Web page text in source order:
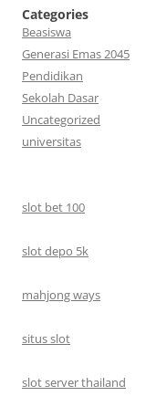
Categories
Beasiswa
Generasi Emas 2045
Pendidikan
Sekolah Dasar
Uncategorized
universitas
slot bet 100
slot depo 5k
mahjong ways
situs slot
slot server thailand